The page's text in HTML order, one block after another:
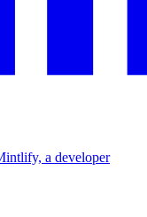
a developer